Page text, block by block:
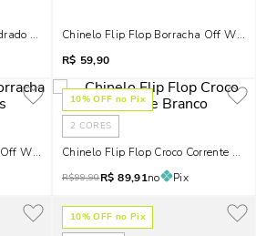
Off WhiteChinelo Flip Flop Borracha Off White
R$ 59,90
White Spikes
10% OFF no Pix
2 CORES
Chinelo Flip Flop Croco Corrente
R$99,90R$ 89,91no Pix
10% OFF no Pix